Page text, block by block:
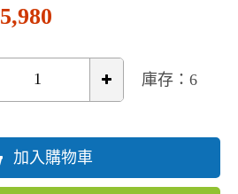
5,980
庫存：6
加入購物車